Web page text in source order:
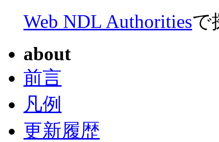
Web NDL Authoritiesで
about
前言
凡例
更新履歴